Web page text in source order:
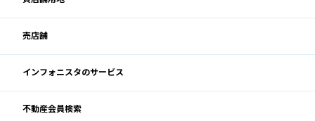
売店舗
インフォニスタのサービス
不動産会員検索